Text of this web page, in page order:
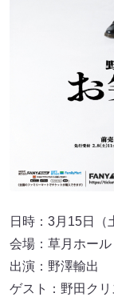
日時：3月15日
会場：草月ホール
出演：野澤輸出
ゲスト：野田ク